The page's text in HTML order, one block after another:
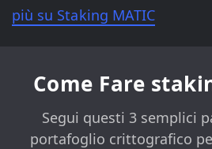
più su Staking MATIC
Come Fare
Segui questi 3 semplici
portafoglio crittografico